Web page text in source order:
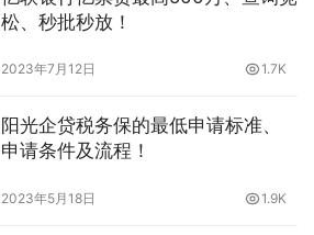
松、秒批秒放！
2023年7月12日 1.7K
阳光企贷税务保的最低申请标准、
申请条件及流程！
2023年5月18日 1.9K